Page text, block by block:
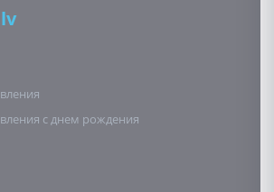
с днем рождения